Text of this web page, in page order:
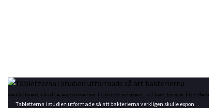
Tabletterna i studien utformade så att bakterierna verkligen skulle exponeras i tjocktarmen, vilket krävs för den kliniska dokumentationen. Foto: Shutterstock